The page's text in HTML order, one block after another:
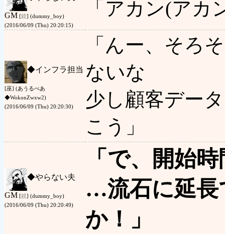
GM [鏡] (dummy_boy)
(2016/06/09 (Thu) 20:20:15)
「アカン(アカ
◆インフラ担当
[巫] (あうるべあ
◆WokonZwxw2)
(2016/06/09 (Thu) 20:20:30)
「んー、そろ
ないな
少し顧客デー
こう」
◆やらない夫
GM [鏡] (dummy_boy)
(2016/06/09 (Thu) 20:20:49)
「で、開始
…流石に延長
か！」